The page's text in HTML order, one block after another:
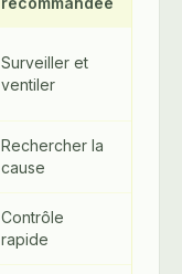
Surveiller et
ventiler
Rechercher la
cause
Contrôle
rapide